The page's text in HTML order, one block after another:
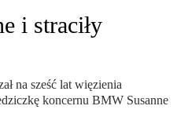
i straciły
na sześć lat więzienia
koncernu BMW Susanne